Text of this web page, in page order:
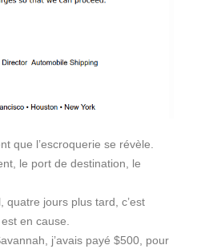
que l’escroquerie se révèle.
le port de destination, le
quatre jours plus tard, c’est
en cause.
j’avais payé $500, pour